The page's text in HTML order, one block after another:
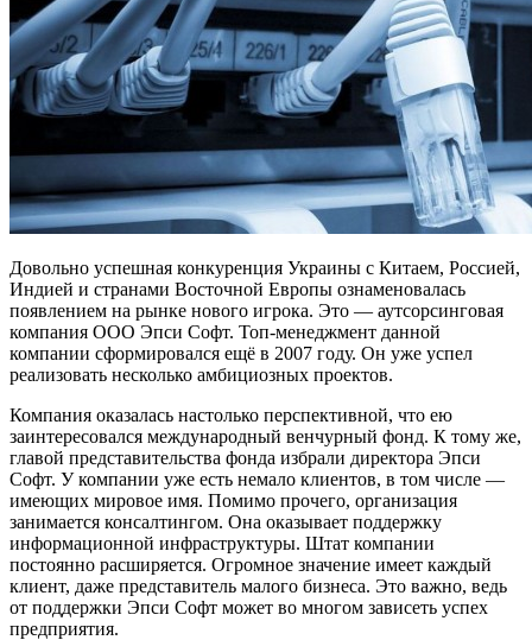
Довольно успешная конкуренция Украины с Китаем, Россией,
Индией и странами Восточной Европы ознаменовалась
появлением на рынке нового игрока. Это — аутсорсинговая
компания ООО Эпси Софт. Топ-менеджмент данной
компании сформировался ещё в 2007 году. Он уже успел
реализовать несколько амбициозных проектов.
Компания оказалась настолько перспективной, что ею
заинтересовался международный венчурный фонд. К тому же,
главой представительства фонда избрали директора Эпси
Софт. У компании уже есть немало клиентов, в том числе —
имеющих мировое имя. Помимо прочего, организация
занимается консалтингом. Она оказывает поддержку
информационной инфраструктуры. Штат компании
постоянно расширяется. Огромное значение имеет каждый
клиент, даже представитель малого бизнеса. Это важно, ведь
от поддержки Эпси Софт может во многом зависеть успех
предприятия.